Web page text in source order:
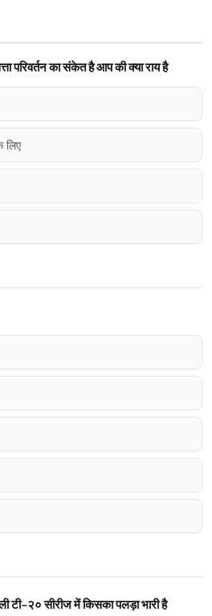
परिवर्तन का संकेत है आप की क्या राय है
लिए
टी-२० सीरीज में किसका पलड़ा भारी है